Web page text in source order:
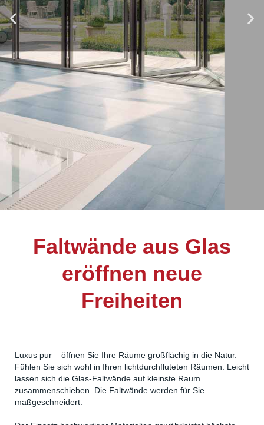
aus Glas
Faltwände aus Glas
eröffnen neue
Freiheiten
Luxus pur – öffnen Sie Ihre Räume großflächig in die Natur.
Fühlen Sie sich wohl in Ihren lichtdurchfluteten Räumen. Leicht
lassen sich die Glas-Faltwände auf kleinste Raum
zusammenschieben. Die Faltwände werden für Sie
maßgeschneidert.